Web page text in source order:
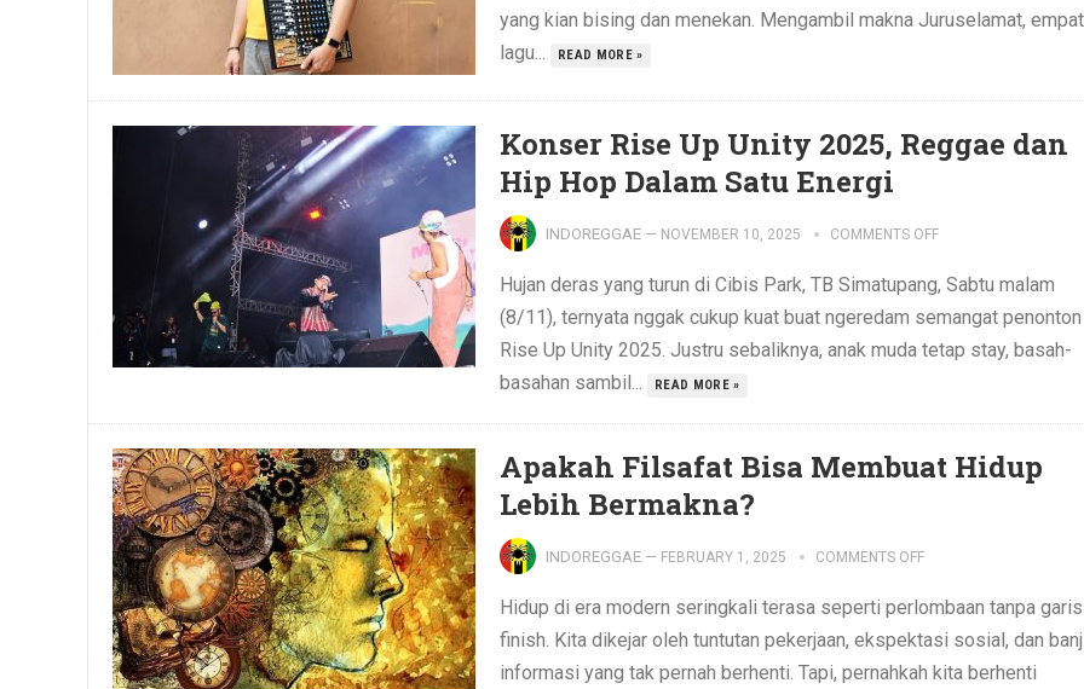
yang kian bising dan menekan. Mengambil makna Juruselamat, empat
lagu...
READ MORE »
Konser Rise Up Unity 2025, Reggae dan
Hip Hop Dalam Satu Energi
INDOREGGAE — NOVEMBER 10, 2025 COMMENTS OFF
Hujan deras yang turun di Cibis Park, TB Simatupang, Sabtu malam
(8/11), ternyata nggak cukup kuat buat ngeredam semangat penonton
Rise Up Unity 2025. Justru sebaliknya, anak muda tetap stay, basah-
basahan sambil...
READ MORE »
Apakah Filsafat Bisa Membuat Hidup
Lebih Bermakna?
INDOREGGAE — FEBRUARY 1, 2025 COMMENTS OFF
Hidup di era modern seringkali terasa seperti perlombaan tanpa garis
finish. Kita dikejar oleh tuntutan pekerjaan, ekspektasi sosial, dan
informasi yang tak pernah berhenti. Tapi, pernahkah kita berhenti